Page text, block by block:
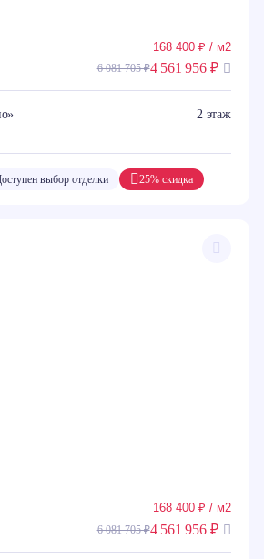
168 400 ₽ / м2
6 081 705 ₽4 561 956 ₽
2 этаж
25% скидка
выбор отделки
168 400 ₽ / м2
6 081 705 ₽4 561 956 ₽